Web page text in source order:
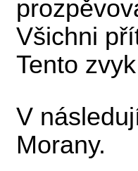
Všichni
Tento
V
Morany.